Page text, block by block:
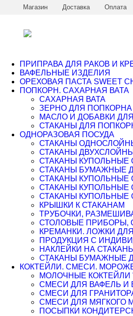
Магазин Доставка Оплата
ПРИПРАВА ДЛЯ РАКОВ И
ВАФЕЛЬНЫЕ ИЗДЕЛИЯ
ОРЕХОВАЯ ПАСТА SWEET
ПОПКОРН. САХАРНАЯ ВАТА
САХАРНАЯ ВАТА
ЗЕРНО ДЛЯ ПОПКОРНА
МАСЛО И ДОБАВКИ
СТАКАНЫ ДЛЯ
ОДНОРАЗОВАЯ ПОСУДА
СТАКАНЫ
СТАКАНЫ
СТАКАНЫ КУПОЛЬНЫЕ
СТАКАНЫ БУМАЖНЫЕ
СТАКАНЫ КУПОЛЬНЫЕ
СТАКАНЫ КУПОЛЬНЫЕ
СТАКАНЫ КУПОЛЬНЫЕ
КРЫШКИ К СТАКАНАМ
ТРУБОЧКИ,
СТОЛОВЫЕ ПРИБОРЫ,
КРЕМАНКИ. ЛОЖКИ
ПРОДУКЦИЯ С
НАКЛЕЙКИ НА
СТАКАНЫ БУМАЖНЫЕ
КОКТЕЙЛИ. СМЕСИ.
МОЛОЧНЫЕ КОКТЕЙЛИ
СМЕСИ ДЛЯ ВАФЕЛЬ И
СМЕСИ ДЛЯ
СМЕСИ ДЛЯ МЯГКОГО
ПОСЫПКИ